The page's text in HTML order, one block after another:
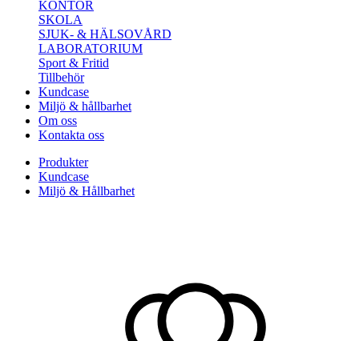
KONTOR
SKOLA
SJUK- & HÄLSOVÅRD
LABORATORIUM
Sport & Fritid
Tillbehör
Kundcase
Miljö & hållbarhet
Om oss
Kontakta oss
Produkter
Kundcase
Miljö & Hållbarhet